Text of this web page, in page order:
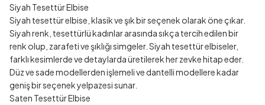
Siyah Tesettür Elbise
Siyah tesettür elbise, klasik ve şık bir seçenek olarak öne çıkar.
Siyah renk, tesettürlü kadınlar arasında sıkça tercih edilen bir
renk olup, zarafeti ve şıklığı simgeler. Siyah tesettür elbiseler,
farklı kesimlerde ve detaylarda üretilerek her zevke hitap eder.
Düz ve sade modellerden işlemeli ve dantelli modellere kadar
geniş bir seçenek yelpazesi sunar.
Saten Tesettür Elbise